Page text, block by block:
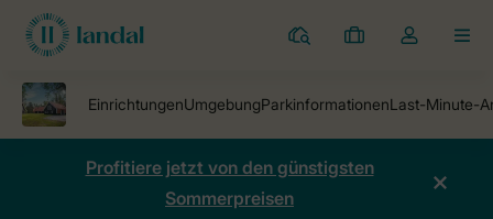
Ferienparks
Meine
Dropdown-
öffnen
Profitiere jetzt von den günstigsten
Sommerpreisen